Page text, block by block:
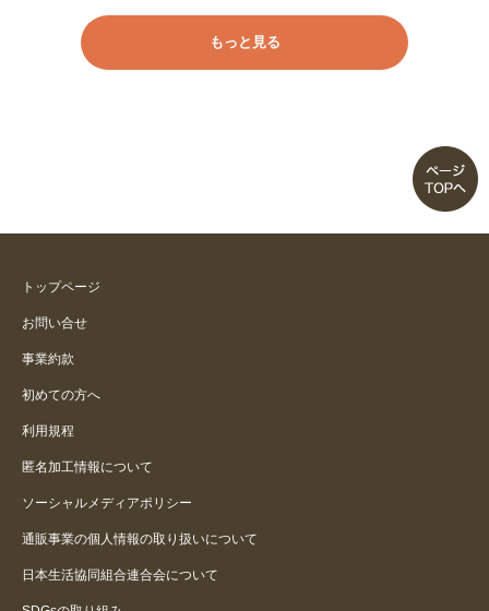
もっと見る
トップページ
お問い合せ
事業約款
初めての方へ
利用規程
匿名加工情報について
ソーシャルメディアポリシー
通販事業の個人情報の取り扱いについて
日本生活協同組合連合会について